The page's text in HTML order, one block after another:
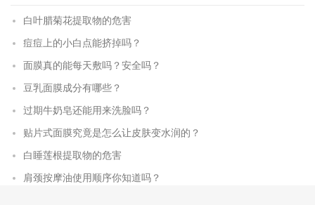
白叶腊菊花提取物的危害
痘痘上的小白点能挤掉吗？
面膜真的能每天敷吗？安全吗？
豆乳面膜成分有哪些？
过期牛奶皂还能用来洗脸吗？
贴片式面膜究竟是怎么让皮肤变水润的？
白睡莲根提取物的危害
肩颈按摩油使用顺序你知道吗？